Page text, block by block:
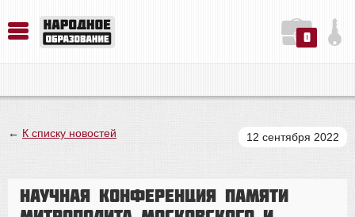
0
← К списку новостей 12 сентября 2022
Научная конференция памяти